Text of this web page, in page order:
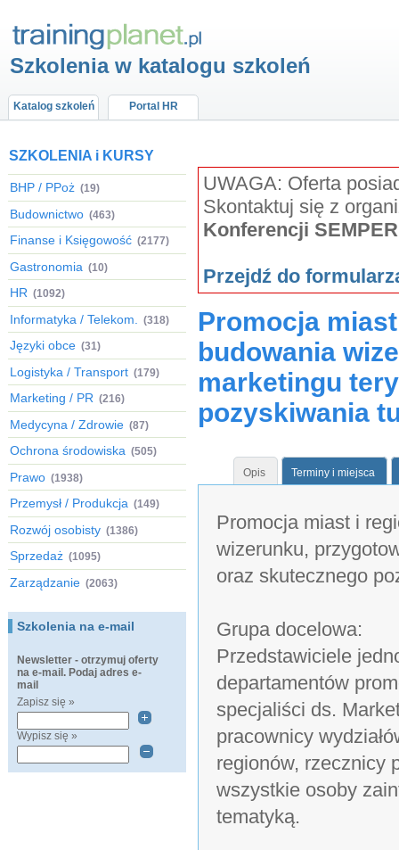
Szkolenia w katalogu szkoleń
Katalog szkoleń Portal HR
SZKOLENIA i KURSY
BHP / PPoż (19)
Budownictwo (463)
Finanse i Księgowość (2177)
Gastronomia (10)
HR (1092)
Informatyka / Telekom. (318)
Języki obce (31)
Logistyka / Transport (179)
Marketing / PR (216)
Medycyna / Zdrowie (87)
Ochrona środowiska (505)
Prawo (1938)
Przemysł / Produkcja (149)
Rozwój osobisty (1386)
Sprzedaż (1095)
Zarządzanie (2063)
Szkolenia na e-mail
Newsletter - otrzymuj oferty
na e-mail. Podaj adres e-
mail
Zapisz się »
Wypisz się »
UWAGA: Oferta
Skontaktuj się z
Konferencji SEMPER
Przejdź do
Promocja
budowania
marketingu
pozyskiwania
Opis Terminy i miejsca
Promocja miast i
wizerunku,
oraz skutecznego
Grupa docelowa:
Przedstawiciele
departamentów
specjaliści ds.
pracownicy
regionów, rzecznicy
wszystkie osoby
tematyką.